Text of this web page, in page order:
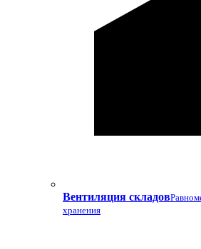
Вентиляция складов
хранения